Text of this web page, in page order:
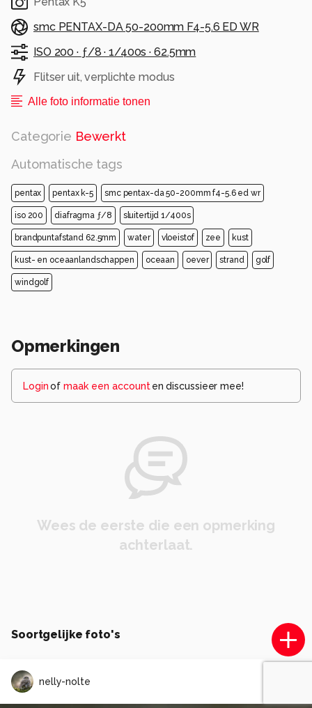
smc PENTAX-DA 50-200mm F4-5.6 ED WR
ISO 200 · ƒ/8 ·1/400s ·62.5mm
Flitser uit, verplichte modus
Alle foto informatie tonen
Categorie Bewerkt
Automatische tags
pentax pentax k-5 smc pentax-da 50-200mm f4-5.6 ed wr
iso 200 diafragma ƒ/8 sluitertijd 1/400s
brandpuntafstand 62.5mm water vloeistof zee kust
kust- en oceaanlandschappen oceaan oever strand golf
windgolf
Opmerkingen
Loginof maak een account en discussieer mee!
Wees de eerste die een opmerking
achterlaat.
Soortgelijke foto's
nelly-nolte